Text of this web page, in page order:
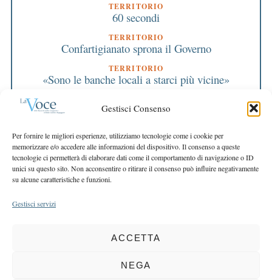
Gestisci Consenso
Per fornire le migliori esperienze, utilizziamo tecnologie come i cookie per
memorizzare e/o accedere alle informazioni del dispositivo. Il consenso a queste
tecnologie ci permetterà di elaborare dati come il comportamento di navigazione o ID
unici su questo sito. Non acconsentire o ritirare il consenso può influire negativamente
su alcune caratteristiche e funzioni.
Gestisci servizi
ACCETTA
NEGA
TERRITORIO
60 secondi
TERRITORIO
Confartigianato sprona il Governo
TERRITORIO
«Sono le banche locali a starci più vicine»
Giovani Industriali
La nostra missione: concretezza e fiducia
EDITORIALE PRESIDENTE
Il sistema cooperativo vince la crisi globale
COPYRIGHT 2025 LA VOCE |PRIVACY
BCC DI BUSTO GAROLFO E BUGUGGIATE